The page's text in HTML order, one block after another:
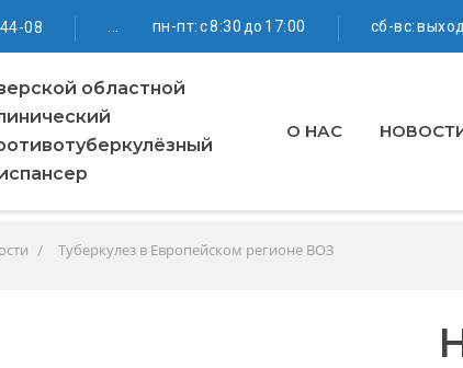
08 пн-пт: с 8:30 до 17:00 сб-вс:
областной
О НАС
Туберкулез в Европейском регионе ВОЗ